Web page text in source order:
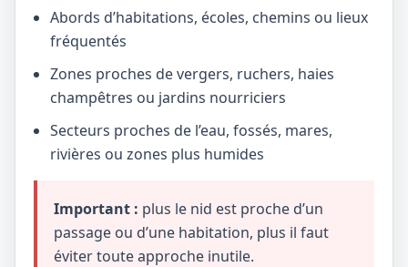
Abords d’habitations, écoles, chemins ou lieux
fréquentés
Zones proches de vergers, ruchers, haies
champêtres ou jardins nourriciers
Secteurs proches de l’eau, fossés, mares,
rivières ou zones plus humides
Important : plus le nid est proche d’un
passage ou d’une habitation, plus il faut
éviter toute approche inutile.